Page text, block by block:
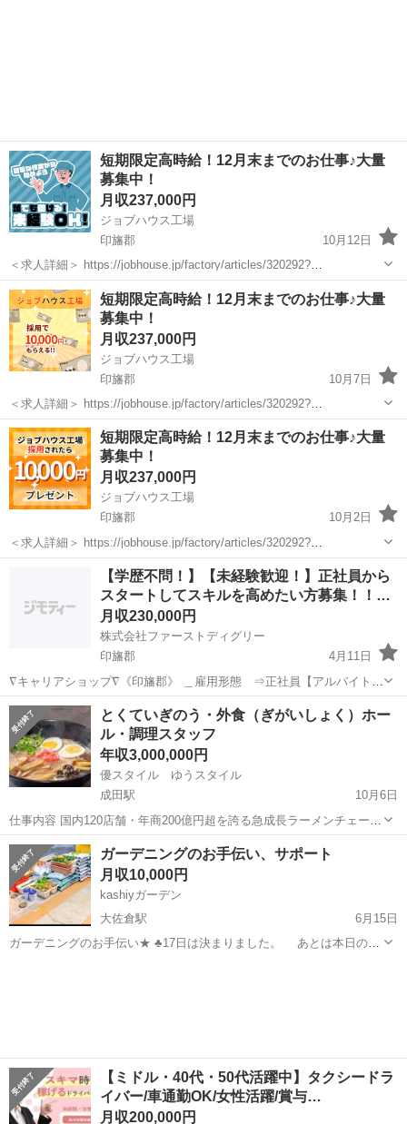
短期限定高時給！12月末までのお仕事♪大量
募集中！
月収237,000円
ジョブハウス工場
印旛郡
10月12日
＜求人詳細＞ https://jobhouse.jp/factory/articles/320292?
utm_source=jmty&utm_medium=social&utm_campaign=jmty_employe
e...
千葉 印旛郡 技術 業務
短期限定高時給！12月末までのお仕事♪大量
募集中！
月収237,000円
ジョブハウス工場
印旛郡
10月7日
＜求人詳細＞ https://jobhouse.jp/factory/articles/320292?
utm_source=jmty&utm_medium=social&utm_campaign=jmty_employe
e...
千葉 印旛郡 技術 業務
短期限定高時給！12月末までのお仕事♪大量
募集中！
月収237,000円
ジョブハウス工場
印旛郡
10月2日
＜求人詳細＞ https://jobhouse.jp/factory/articles/320292?
utm_source=jmty&utm_medium=social&utm_campaign=jmty_employe
技術 業務
【学歴不問！】【未経験歓迎！】正社員から
スタートしてスキルを高めたい方募集！！…
月収230,000円
株式会社ファーストディグリー
印旛郡
4月11日
∇キャリアショップ∇《印旛郡》 ＿雇用形態 ⇒正社員【アルバイトも
可】 ＿勤務地 ⇒東京都23区内及び近郊エリア （千
葉・埼玉・神奈川） 【ご希望の勤務地をお伺いいたし
ます】 ...
千葉 印旛郡 その他
とくていぎのう・外食（ぎがいしょく）ホー
ル・調理スタッフ
年収3,000,000円
優スタイル ゆうスタイル
成田駅
10月6日
仕事内容 国内120店舗・年商200億円超を誇る急成長ラーメンチェーン
におけるホール・調理スタッフ です。 ご入社後は、接客や調理といっ
た基本業務を習得しながら、当社の大切にしている「お客様に喜んで
いただけることをど...
千葉 印旛郡 成田駅 飲食 ホール
ガーデニングのお手伝い、サポート
月収10,000円
kashiyガーデン
大佐倉駅
6月15日
ガーデニングのお手伝い★ ♣17日は決まりました。 あとは本日のみ
【ミドル・40代・50代活躍中】タクシードラ
イバー/車通勤OK/女性活躍/賞与…
月収200,000円